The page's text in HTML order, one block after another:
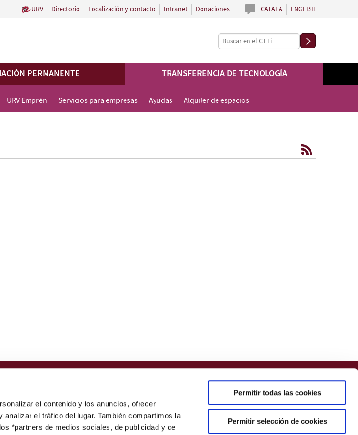
el contenido y los anuncios, ofrecer
el tráfico del lugar. También compartimos la
*partners de medios sociales, de publicidad y de
Permitir todas las cookies
Permitir selección de cookies
CATALÀ ENGLISH
URV Directorio Localización y contacto Intranet Donaciones
PERMANENTE TRANSFERENCIA DE TECNOLOGÍA
URV Emprèn Servicios para empresas Ayudas Alquiler de espacios
Canal de denuncias
Perfil del contratante
Portal de transparencia